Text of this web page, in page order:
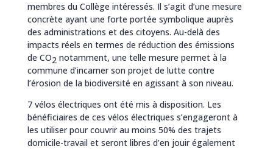
membres du Collège intéressés. Il s’agit d’une mesure
concrète ayant une forte portée symbolique auprès
des administrations et des citoyens. Au-delà des
impacts réels en termes de réduction des émissions
de CO2 notamment, une telle mesure permet à la
commune d’incarner son projet de lutte contre
l’érosion de la biodiversité en agissant à son niveau.
7 vélos électriques ont été mis à disposition. Les
bénéficiaires de ces vélos électriques s’engageront à
les utiliser pour couvrir au moins 50% des trajets
domicile-travail et seront libres d’en jouir également